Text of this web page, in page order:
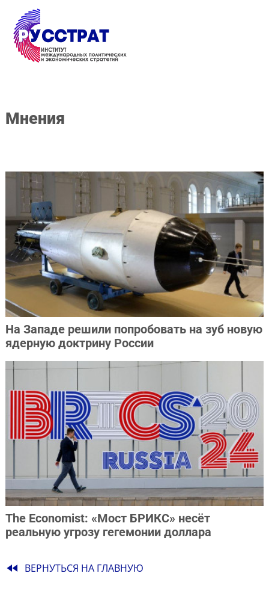
Перейти к основному содержанию
Мнения
На Западе решили попробовать на зуб новую
ядерную доктрину России
The Economist: «Мост БРИКС» несёт
реальную угрозу гегемонии доллара
fast_rewind ВЕРНУТЬСЯ НА ГЛАВНУЮ